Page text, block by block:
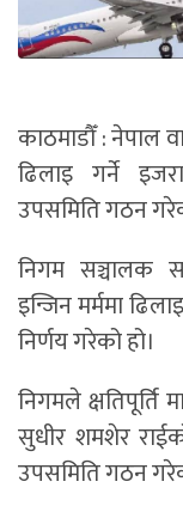
काठमाडौँ : नेपाल
ढिलाइ गर्ने
उपसमिति गठन
निगम सञ्चालक
इन्जिन मर्ममा
निर्णय गरेको हो।
निगमले क्षतिपूर्ति
सुधीर शमशेर
उपसमिति गठन